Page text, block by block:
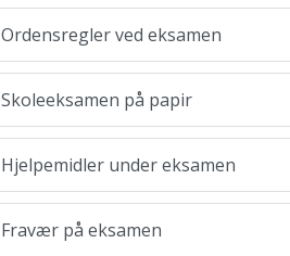
Ordensregler ved eksamen
Skoleeksamen på papir
Hjelpemidler under eksamen
Fravær på eksamen